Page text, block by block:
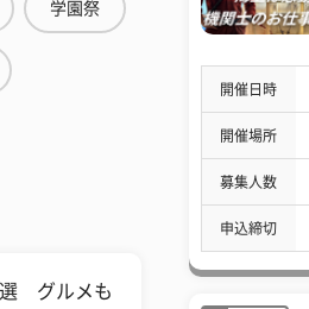
学園祭
選 グルメも
開催日時
開催場所
募集人数
申込締切